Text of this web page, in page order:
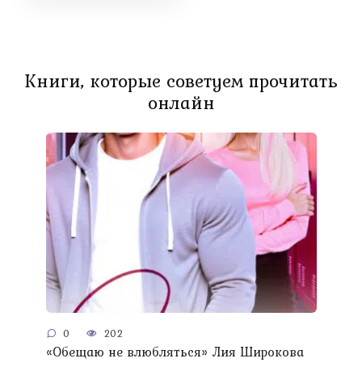
Книги, которые советуем прочитать
онлайн
0 202
«Обещаю не влюбляться» Лия Широкова